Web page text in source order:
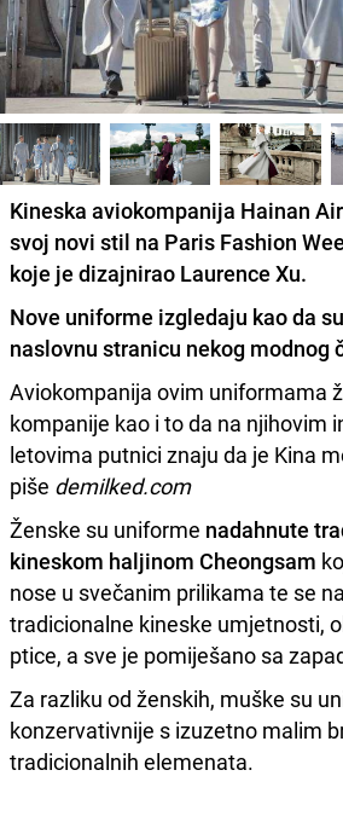
Kineska aviokompanija Hainan
svoj novi stil na Paris Fashion
koje je dizajnirao Laurence Xu.
Nove uniforme izgledaju kao da su
naslovnu stranicu nekog modnog
Aviokompanija ovim uniformama
kompanije kao i to da na njihovim
letovima putnici znaju da je Kina
piše demilked.com
Ženske su uniforme nadahnute
kineskom haljinom Cheongsam
nose u svečanim prilikama te se
tradicionalne kineske umjetnosti,
ptice, a sve je pomiješano sa
Za razliku od ženskih, muške su
konzervativnije s izuzetno malim
tradicionalnih elemenata.